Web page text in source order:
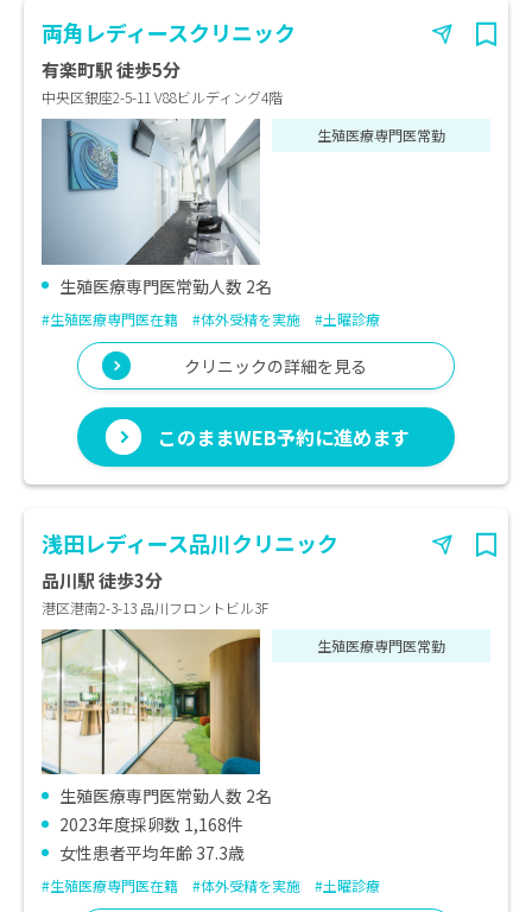
両角レディースクリニック
有楽町駅 徒歩5分
中央区銀座2-5-11 V88ビルディング4階
生殖医療専門医常勤
生殖医療専門医常勤人数 2名
#生殖医療専門医在籍 #体外受精を実施 #土曜診療
クリニックの詳細を見る
このままWEB予約に進めます
浅田レディース品川クリニック
品川駅 徒歩3分
港区港南2-3-13 品川フロントビル3F
生殖医療専門医常勤
生殖医療専門医常勤人数 2名
2023年度採卵数 1,168件
女性患者平均年齢 37.3歳
#生殖医療専門医在籍 #体外受精を実施 #土曜診療